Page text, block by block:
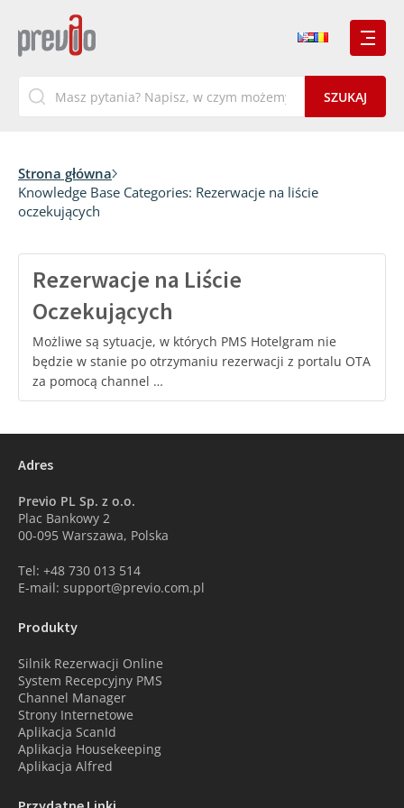
Strona główna
Knowledge Base Categories: Rezerwacje na liście
oczekujących
Rezerwacje na Liście
Oczekujących
Możliwe są sytuacje, w których PMS Hotelgram nie
będzie w stanie po otrzymaniu rezerwacji z portalu OTA
za pomocą channel …
Adres
Previo PL Sp. z o.o.
Plac Bankowy 2
00-095 Warszawa, Polska
Tel: +48 730 013 514
E-mail: support@previo.com.pl
Produkty
Silnik Rezerwacji Online
System Recepcyjny PMS
Channel Manager
Strony Internetowe
Aplikacja ScanId
Aplikacja Housekeeping
Aplikacja Alfred